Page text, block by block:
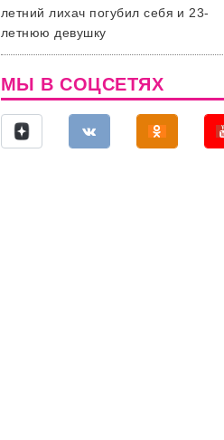
летний лихач погубил себя и 23-
летнюю девушку
МЫ В СОЦСЕТЯХ